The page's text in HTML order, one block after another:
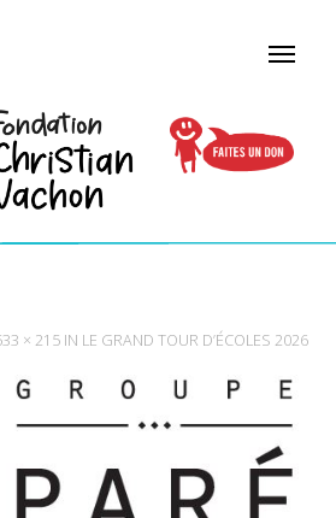
× 215 IN LE GRAND TOUR D’ÉCOLES 2026